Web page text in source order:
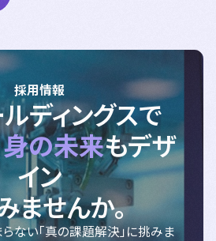
採用情報
ディングスで
の未来もデザ
イン
ませんか。
ない「真の課題解決」に挑みま